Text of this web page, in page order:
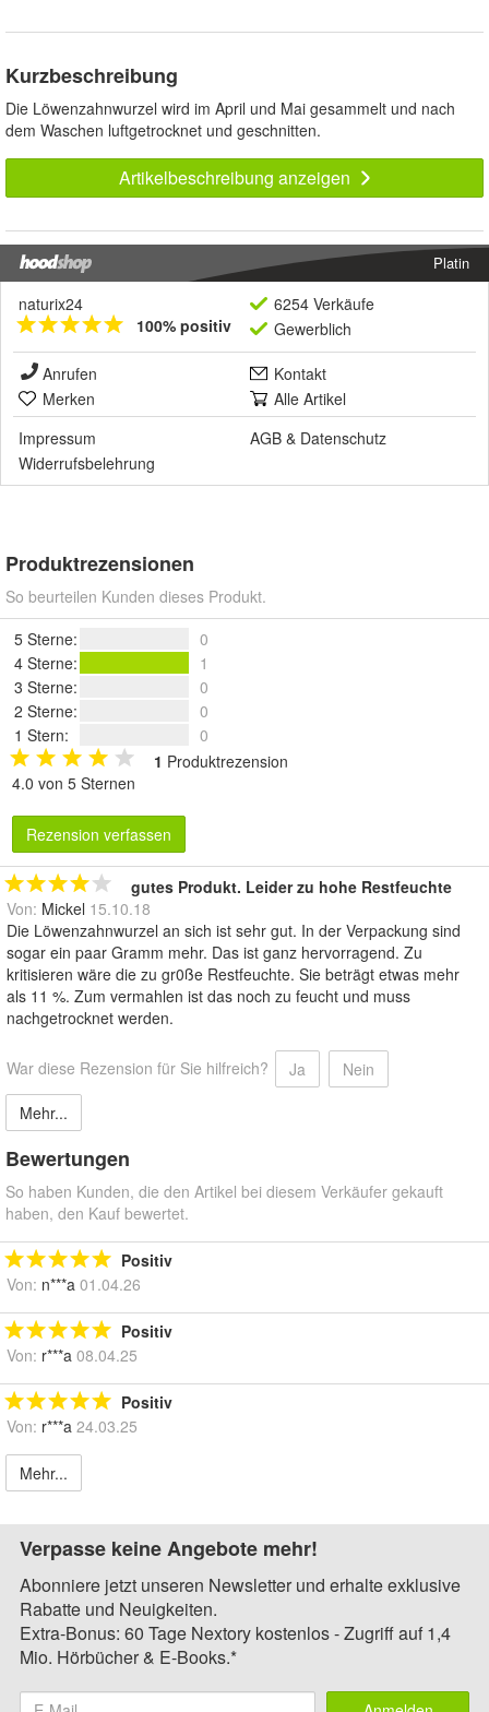
Kurzbeschreibung
Die Löwenzahnwurzel wird im April und Mai gesammelt und nach
dem Waschen luftgetrocknet und geschnitten.
Artikelbeschreibung anzeigen
Platin
naturix24
100% positiv
6254 Verkäufe
Gewerblich
Anrufen
Kontakt
Merken
Alle Artikel
Impressum
AGB & Datenschutz
Widerrufsbelehrung
Produktrezensionen
So beurteilen Kunden dieses Produkt.
5 Sterne:
0
4 Sterne:
1
3 Sterne:
0
2 Sterne:
0
1 Stern:
0
1 Produktrezension
4.0 von 5 Sternen
Rezension verfassen
gutes Produkt. Leider zu hohe Restfeuchte
Von: Mickel 15.10.18
Die Löwenzahnwurzel an sich ist sehr gut. In der Verpackung sind
sogar ein paar Gramm mehr. Das ist ganz hervorragend. Zu
kritisieren wäre die zu gr0ße Restfeuchte. Sie beträgt etwas mehr
als 11 %. Zum vermahlen ist das noch zu feucht und muss
nachgetrocknet werden.
War diese Rezension für Sie hilfreich? Ja
Nein
Mehr...
Bewertungen
So haben Kunden, die den Artikel bei diesem Verkäufer gekauft
haben, den Kauf bewertet.
Positiv
Von: n***a 01.04.26
Positiv
Von: r***a 08.04.25
Positiv
Von: r***a 24.03.25
Mehr...
Verpasse keine Angebote mehr!
Abonniere jetzt unseren Newsletter und erhalte exklusive
Rabatte und Neuigkeiten.
Extra-Bonus: 60 Tage Nextory kostenlos - Zugriff auf 1,4
Mio. Hörbücher & E-Books.*